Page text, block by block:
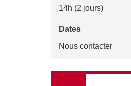
14h (2 jours)
Dates
Nous contacter